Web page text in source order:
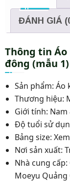
lượng
ĐÁNH GIÁ
Thông tin
đông (mẫu 1)
Sản phẩm: Áo
Thương hiệu:
Giới tính:
Độ tuổi sử
Bảng size:
Nơi sản xuất:
Nhà cung
Moeyu Quảng